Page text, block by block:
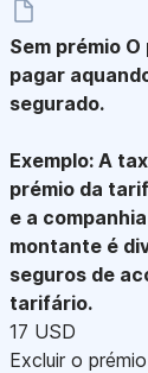
Sem prémio O
pagar
segurado.
Exemplo: A
prémio da
e a
montante é
seguros de
tarifário.
17 USD
Excluir o